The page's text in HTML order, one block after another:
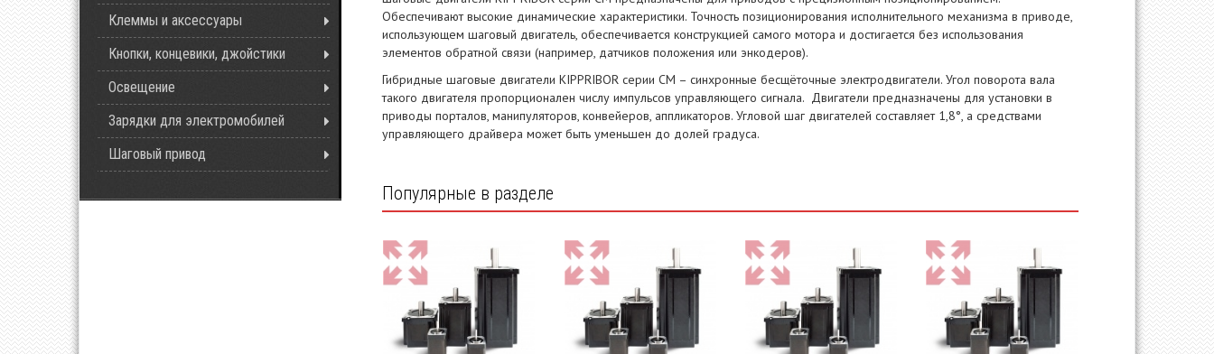
Клеммы и аксессуары
Кнопки, концевики, джойстики
Освещение
Зарядки для электромобилей
Шаговый привод
Обеспечивают высокие динамические характеристики. Точность позиционирования исполнительного механизма в приводе,
использующем шаговый двигатель, обеспечивается конструкцией самого мотора и достигается без использования
элементов обратной связи (например, датчиков положения или энкодеров).
Гибридные шаговые двигатели KIPPRIBOR серии СМ – синхронные бесщёточные электродвигатели. Угол поворота вала
такого двигателя пропорционален числу импульсов управляющего сигнала. Двигатели предназначены для установки в
приводы порталов, манипуляторов, конвейеров, аппликаторов. Угловой шаг двигателей составляет 1,8°, а средствами
управляющего драйвера может быть уменьшен до долей градуса.
Популярные в разделе